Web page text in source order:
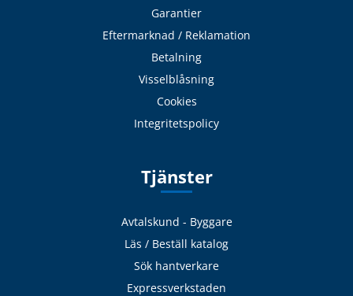
Garantier
Eftermarknad / Reklamation
Betalning
Visselblåsning
Cookies
Integritetspolicy
Tjänster
Avtalskund - Byggare
Läs / Beställ katalog
Sök hantverkare
Expressverkstaden